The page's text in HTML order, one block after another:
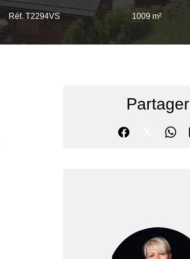
Réf. T2294VS 1009 m²
Partager